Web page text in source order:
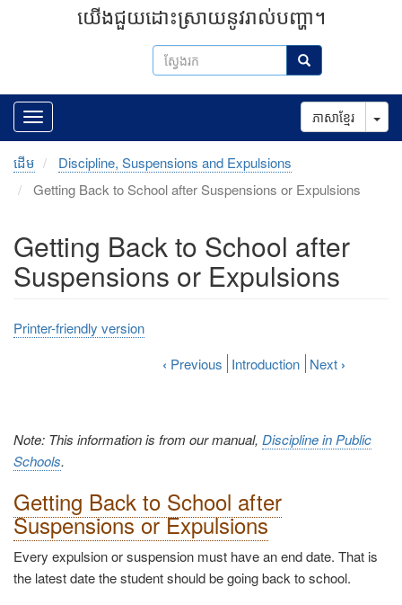
ស្វែងរក ស្វែងរក
យើងជួយដោះស្រាយនូវរាល់បញ្ហា។
ភាសាខ្មែរ
ដើម
Discipline, Suspensions and Expulsions
Getting Back to School after Suspensions or Expulsions
Getting Back to School after
Suspensions or Expulsions
Note: This information is from our manual, Discipline in Public
Schools.
Getting Back to School after
Suspensions or Expulsions
Every expulsion or suspension must have an end date. That is
the latestdate the student should be going back to school.
Printer-friendly version
‹ Previous Introduction Next ›